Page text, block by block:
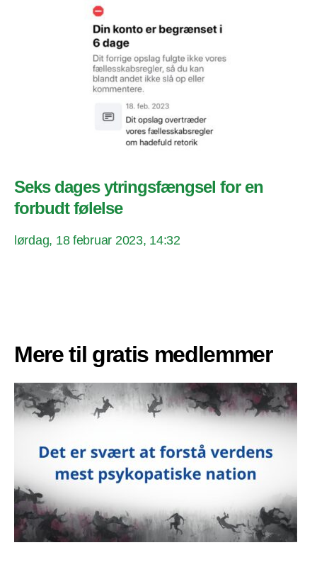
Seks dages ytringsfængsel for en
forbudt følelse
lørdag, 18 februar 2023, 14:32
Mere til gratis medlemmer